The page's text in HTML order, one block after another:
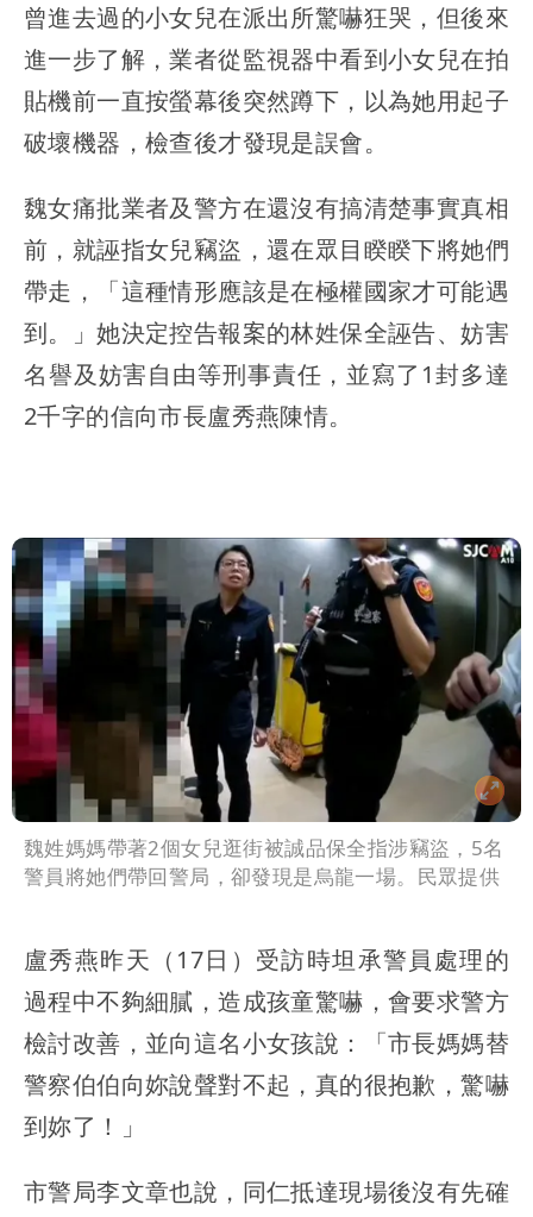
曾進去過的小女兒在派出所驚嚇狂哭，但後來
進一步了解，業者從監視器中看到小女兒在拍
貼機前一直按螢幕後突然蹲下，以為她用起子
破壞機器，檢查後才發現是誤會。
魏女痛批業者及警方在還沒有搞清楚事實真相
前，就誣指女兒竊盜，還在眾目睽睽下將她們
帶走，「這種情形應該是在極權國家才可能遇
到。」她決定控告報案的林姓保全誣告、妨害
名譽及妨害自由等刑事責任，並寫了1封多達
2千字的信向市長盧秀燕陳情。
魏姓媽媽帶著2個女兒逛街被誠品保全指涉竊盜，5名
警員將她們帶回警局，卻發現是烏龍一場。民眾提供
盧秀燕昨天（17日）受訪時坦承警員處理的
過程中不夠細膩，造成孩童驚嚇，會要求警方
檢討改善，並向這名小女孩說：「市長媽媽替
警察伯伯向妳說聲對不起，真的很抱歉，驚嚇
到妳了！」
市警局李文章也說，同仁抵達現場後沒有先確